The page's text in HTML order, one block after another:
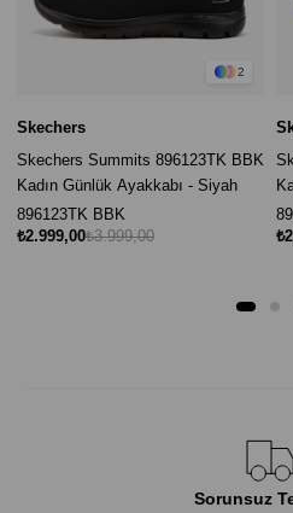
2
Skechers
Skechers Summits 896123TK BBK
Kadın Günlük Ayakkabı - Siyah
896123TK BBK
₺2.999,00₺3.999,00
Sorunsuz